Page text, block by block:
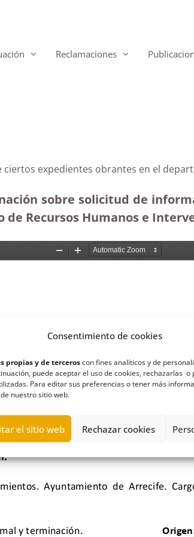
Consentimiento de cookies
propias y de terceroscon fines analíticos y de
puede aceptar el uso de cookies, rechazarlas
Para editar sus preferencias o tener más
de nuestro sitio web.
el sitio web Rechazar cookies
Reclamaciones
expedientes obrantes en el
sobre solicitud de
Recursos Humanos e